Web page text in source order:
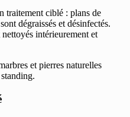
traitement ciblé : plans de
dégraissés et désinfectés.
intérieurement et
et pierres naturelles